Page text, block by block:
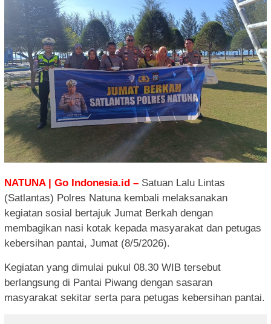
NATUNA | Go Indonesia.id – Satuan Lalu Lintas
(Satlantas) Polres Natuna kembali melaksanakan
kegiatan sosial bertajuk Jumat Berkah dengan
membagikan nasi kotak kepada masyarakat dan petugas
kebersihan pantai, Jumat (8/5/2026).
Kegiatan yang dimulai pukul 08.30 WIB tersebut
berlangsung di Pantai Piwang dengan sasaran
masyarakat sekitar serta para petugas kebersihan pantai.